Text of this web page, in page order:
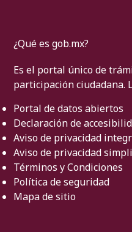
¿Qué es gob.mx?
Es el portal único de
participación ciudadana.
Portal de datos abiertos
Declaración de
Aviso de privacidad
Aviso de privacidad
Términos y Condiciones
Política de seguridad
Mapa de sitio